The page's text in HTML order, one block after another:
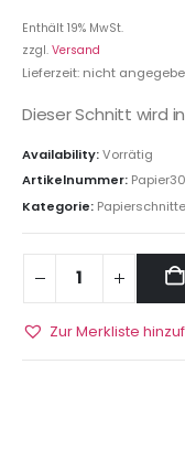
Enthält 19% MwSt.
zzgl. Versand
Lieferzeit: nicht
Dieser Schnitt wird
Availability:Vorrätig
Artikelnummer:
Kategorie: Papierschnitte
Zur Merkliste